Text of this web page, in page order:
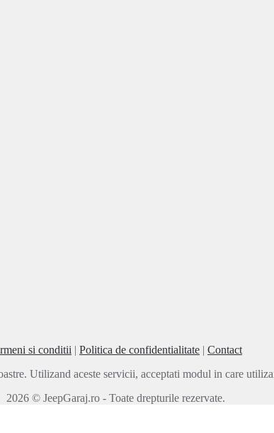
si conditii | Politica de confidentialitate | Contact
Utilizand aceste servicii, acceptati modul in care
2026 © JeepGaraj.ro - Toate drepturile rezervate.